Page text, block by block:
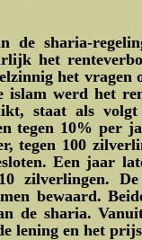
sharia-
het
het vragen
islam werd het
staat als
tegen 10% per
tegen 100
Een jaar
zilverlingen.
bewaard.
de sharia.
lening en het